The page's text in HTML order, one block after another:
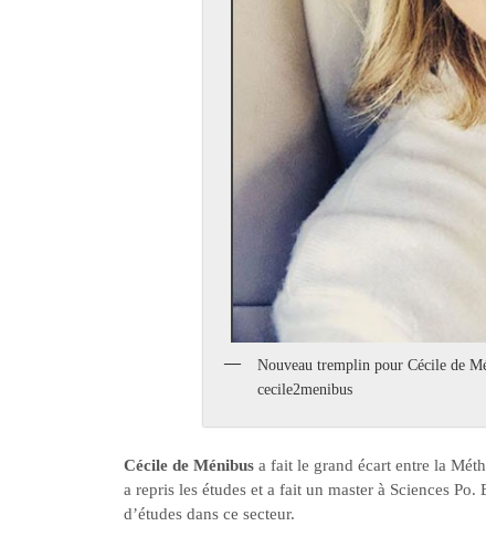
Nouveau tremplin pour Cécile de
cecile2menibus
Cécile de Ménibus a fait le grand écart entre la
a repris les études et a fait un master à Sciences
d’études dans ce secteur.